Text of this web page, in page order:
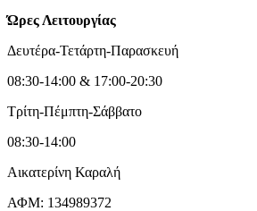
Ώρες Λειτουργίας
Δευτέρα-Τετάρτη-Παρασκευή
08:30-14:00 & 17:00-20:30
Τρίτη-Πέμπτη-Σάββατο
08:30-14:00
Αικατερίνη Καραλή
ΑΦΜ: 134989372